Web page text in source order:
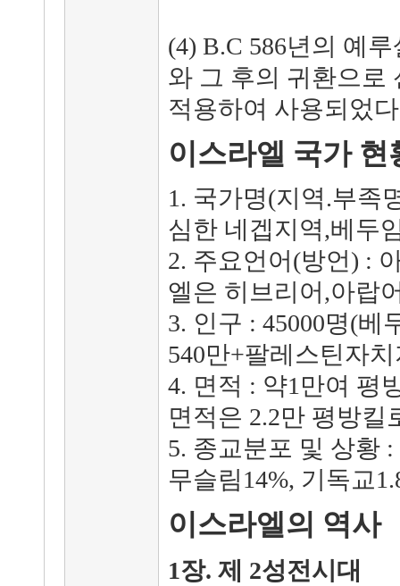
(4) B.C 586년의 예
와 그 후의 귀환으로
적용하여 사용되었
이스라엘 국가 현
1. 국가명(지역.부족
심한 네겝지역,베두
2. 주요언어(방언) :
엘은 히브리어,아랍
3. 인구 : 45000명(베
540만+팔레스틴자
4. 면적 : 약1만여 평
면적은 2.2만 평방킬
5. 종교분포 및 상황
무슬림14%, 기독교
이스라엘의 역사
1장. 제 2성전시대